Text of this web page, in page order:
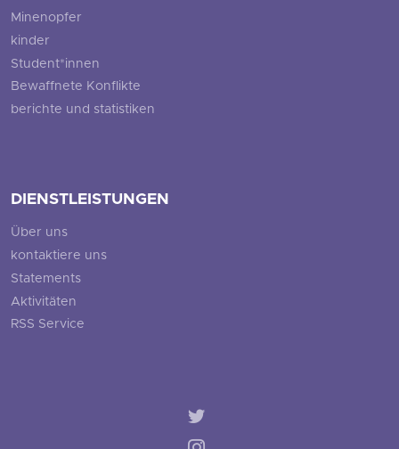
Minenopfer
kinder
Student*innen
Bewaffnete Konflikte
berichte und statistiken
DIENSTLEISTUNGEN
Über uns
kontaktiere uns
Statements
Aktivitäten
RSS Service